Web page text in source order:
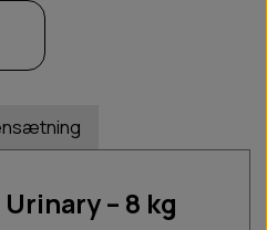
– 8 kg